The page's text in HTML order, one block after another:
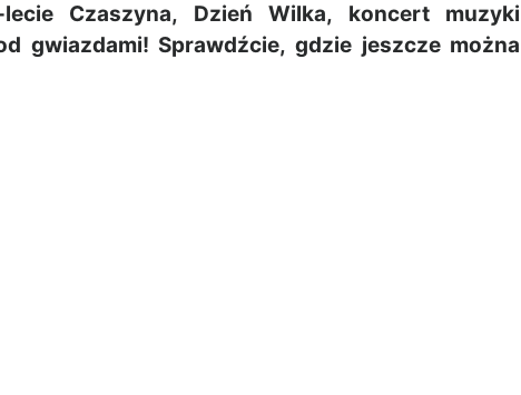
Czaszyna, Dzień Wilka, koncert muzyki
gwiazdami! Sprawdźcie, gdzie jeszcze można